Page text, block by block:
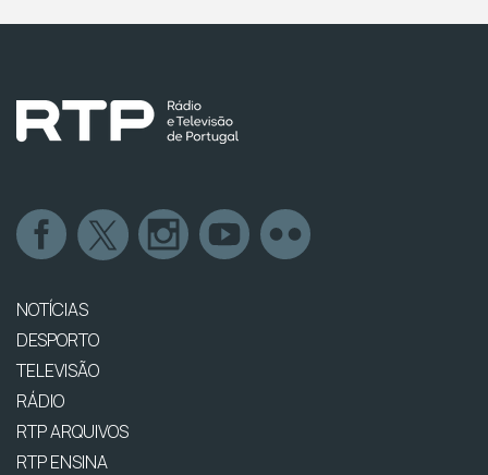
NOTÍCIAS
DESPORTO
TELEVISÃO
RÁDIO
RTP ARQUIVOS
RTP ENSINA